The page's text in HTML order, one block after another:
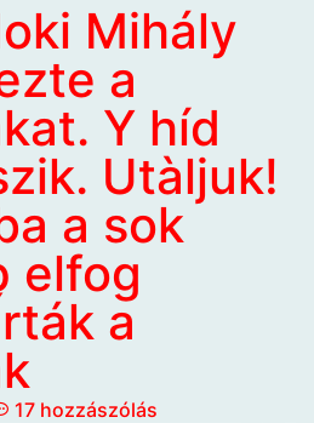
Mihály
a
Y híd
Utàljuk!
a sok
elfog
a
17 hozzászólás